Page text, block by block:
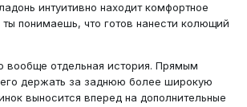
интуитивно находит комфортное
понимаешь, что готов нанести колющий
вообще отдельная история. Прямым
держать за заднюю более широкую
выносится вперед на дополнительные